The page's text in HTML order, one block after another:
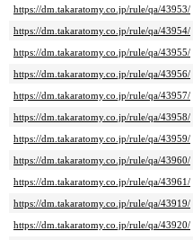
https://dm.takaratomy.co.jp/rule/qa/43953/
https://dm.takaratomy.co.jp/rule/qa/43954/
https://dm.takaratomy.co.jp/rule/qa/43955/
https://dm.takaratomy.co.jp/rule/qa/43956/
https://dm.takaratomy.co.jp/rule/qa/43957/
https://dm.takaratomy.co.jp/rule/qa/43958/
https://dm.takaratomy.co.jp/rule/qa/43959/
https://dm.takaratomy.co.jp/rule/qa/43960/
https://dm.takaratomy.co.jp/rule/qa/43961/
https://dm.takaratomy.co.jp/rule/qa/43919/
https://dm.takaratomy.co.jp/rule/qa/43920/